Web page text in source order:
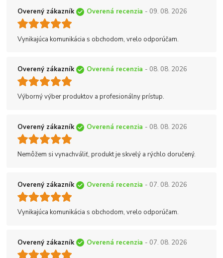
Overený zákazník Overená recenzia - 09. 08. 2026
Vynikajúca komunikácia s obchodom, vrelo odporúčam.
Overený zákazník Overená recenzia - 08. 08. 2026
Výborný výber produktov a profesionálny prístup.
Overený zákazník Overená recenzia - 08. 08. 2026
Nemôžem si vynachváliť, produkt je skvelý a rýchlo doručený.
Overený zákazník Overená recenzia - 07. 08. 2026
Vynikajúca komunikácia s obchodom, vrelo odporúčam.
Overený zákazník Overená recenzia - 07. 08. 2026